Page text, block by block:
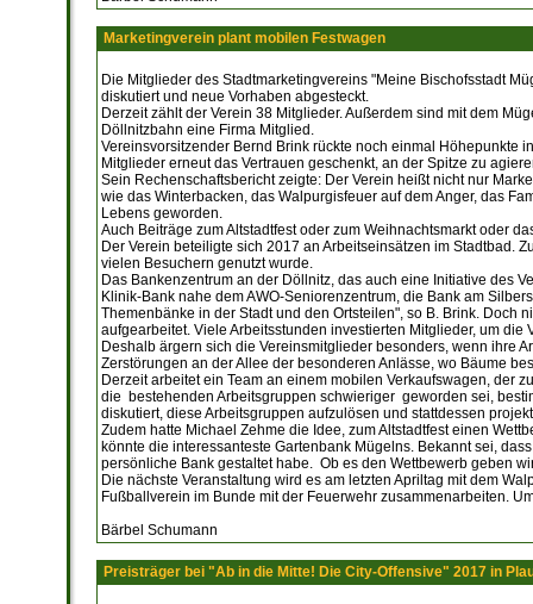
Marketingverein plant mobilen Festwagen
Die Mitglieder des Stadtmarketingvereins "Meine Bischofsstadt
diskutiert und neue Vorhaben abgesteckt.
Derzeit zählt der Verein 38 Mitglieder. Außerdem sind mit dem
Döllnitzbahn eine Firma Mitglied.
Vereinsvorsitzender Bernd Brink rückte noch einmal Höhepunkte
Mitglieder erneut das Vertrauen geschenkt, an der Spitze zu
Sein Rechenschaftsbericht zeigte: Der Verein heißt nicht nur
wie das Winterbacken, das Walpurgisfeuer auf dem Anger, das
Lebens geworden.
Auch Beiträge zum Altstadtfest oder zum Weihnachtsmarkt oder
Der Verein beteiligte sich 2017 an Arbeitseinsätzen im Stadtbad.
vielen Besuchern genutzt wurde.
Das Bankenzentrum an der Döllnitz, das auch eine Initiative des
Klinik-Bank nahe dem AWO-Seniorenzentrum, die Bank am
Themenbänke in der Stadt und den Ortsteilen", so B. Brink. Doch
aufgearbeitet. Viele Arbeitsstunden investierten Mitglieder, um
Deshalb ärgern sich die Vereinsmitglieder besonders, wenn ihre
Zerstörungen an der Allee der besonderen Anlässe, wo Bäume
Derzeit arbeitet ein Team an einem mobilen Verkaufswagen, der
die bestehenden Arbeitsgruppen schwieriger geworden sei,
diskutiert, diese Arbeitsgruppen aufzulösen und stattdessen
Zudem hatte Michael Zehme die Idee, zum Altstadtfest einen
könnte die interessanteste Gartenbank Mügelns. Bekannt sei,
persönliche Bank gestaltet habe. Ob es den Wettbewerb geben
Die nächste Veranstaltung wird es am letzten Apriltag mit dem
Fußballverein im Bunde mit der Feuerwehr zusammenarbeiten.
Bärbel Schumann
Preisträger bei "Ab in die Mitte! Die City-Offensive" 2017 in